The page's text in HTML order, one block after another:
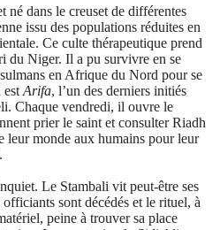
né dans le creuset de différentes
issu des populations réduites en
Ce culte thérapeutique prend
du Niger. Il a pu survivre en se
en Afrique du Nord pour se
est Arifa, l’un des derniers initiés
Chaque vendredi, il ouvre le
prier le saint et consulter Riadh
leur monde aux humains pour leur
Le Stambali vit peut-être ses
sont décédés et le rituel, à
peine à trouver sa place